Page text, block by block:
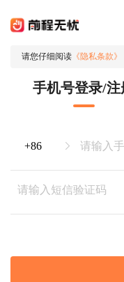
请您仔细阅读 《隐私条款》
手机号登录/注